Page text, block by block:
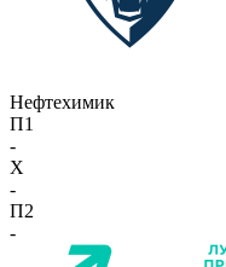
Нефтехимик
П1
-
X
-
П2
-